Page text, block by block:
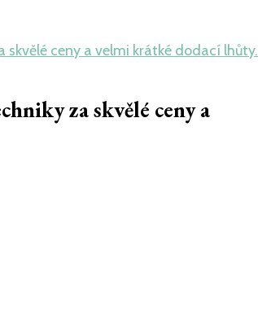
ceny a velmi krátké dodací lhůty.
za skvělé ceny a